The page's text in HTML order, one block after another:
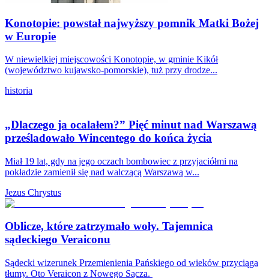
Konotopie: powstał najwyższy pomnik Matki Bożej
w Europie
W niewielkiej miejscowości Konotopie, w gminie Kikół
(województwo kujawsko-pomorskie), tuż przy drodze...
historia
„Dlaczego ja ocalałem?” Pięć minut nad Warszawą
prześladowało Wincentego do końca życia
Miał 19 lat, gdy na jego oczach bombowiec z przyjaciółmi na
pokładzie zamienił się nad walczącą Warszawą w...
Jezus Chrystus
Oblicze, które zatrzymało woły. Tajemnica
sądeckiego Veraiconu
Sądecki wizerunek Przemienienia Pańskiego od wieków przyciąga
tłumy. Oto Veraicon z Nowego Sącza.